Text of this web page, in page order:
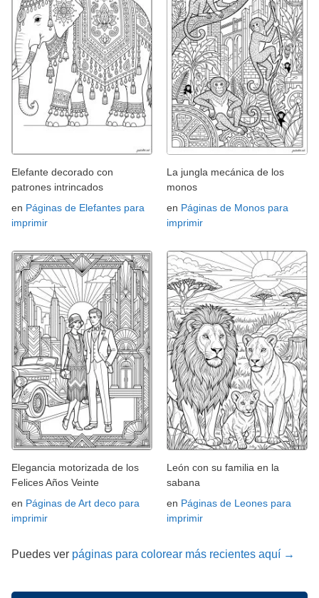
Elefante decorado con
patrones intrincados
en Páginas de Elefantes para
imprimir
La jungla mecánica de los
monos
en Páginas de Monos para
imprimir
Elegancia motorizada de los
Felices Años Veinte
en Páginas de Art deco para
imprimir
León con su familia en la
sabana
en Páginas de Leones para
imprimir
Puedes ver páginas para colorear más recientes aquí →